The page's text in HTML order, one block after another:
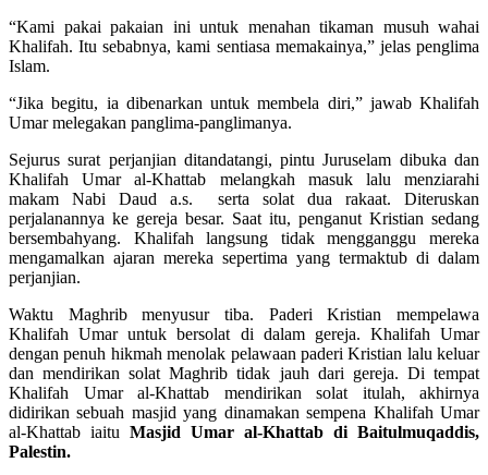
“Kami pakai pakaian ini untuk menahan tikaman musuh wahai
Khalifah. Itu sebabnya, kami sentiasa memakainya,” jelas penglima
Islam.
“Jika begitu, ia dibenarkan untuk membela diri,” jawab Khalifah
Umar melegakan panglima-panglimanya.
Sejurus surat perjanjian ditandatangi, pintu Juruselam dibuka dan
Khalifah Umar al-Khattab melangkah masuk lalu menziarahi
makam Nabi Daud a.s. serta solat dua rakaat. Diteruskan
perjalanannya ke gereja besar. Saat itu, penganut Kristian sedang
bersembahyang. Khalifah langsung tidak mengganggu mereka
mengamalkan ajaran mereka sepertima yang termaktub di dalam
perjanjian.
Waktu Maghrib menyusur tiba. Paderi Kristian mempelawa
Khalifah Umar untuk bersolat di dalam gereja. Khalifah Umar
dengan penuh hikmah menolak pelawaan paderi Kristian lalu keluar
dan mendirikan solat Maghrib tidak jauh dari gereja. Di tempat
Khalifah Umar al-Khattab mendirikan solat itulah, akhirnya
didirikan sebuah masjid yang dinamakan sempena Khalifah Umar
al-Khattab iaitu Masjid Umar al-Khattab di Baitulmuqaddis,
Palestin.